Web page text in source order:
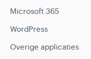
Microsoft 365
WordPress
Overige applicaties